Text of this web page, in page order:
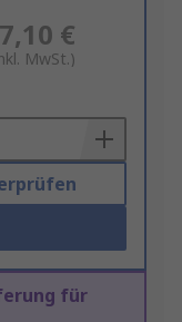
€
MwSt.)
für